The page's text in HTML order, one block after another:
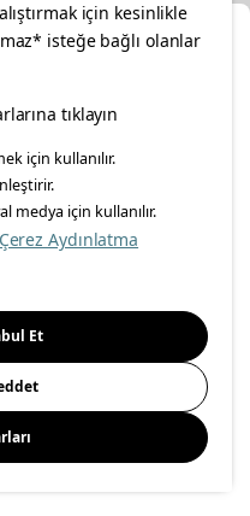
size özel hizmet ve
seçin.
için kesinlikle
isteğe bağlı olanlar
tıklayın
için kullanılır.
medya için kullanılır.
Aydınlatma
Et